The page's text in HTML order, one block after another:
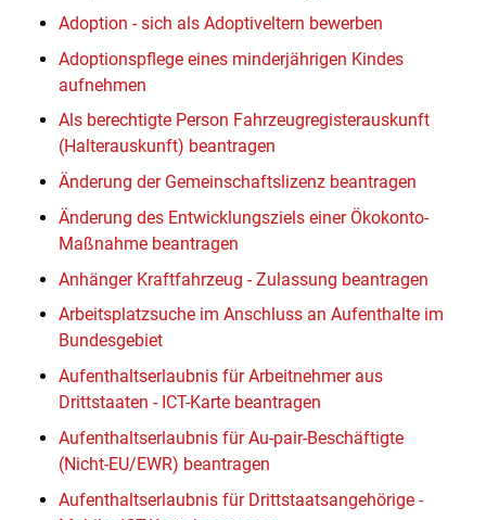
Adoption - sich als Adoptiveltern bewerben
Adoptionspflege eines minderjährigen Kindes
aufnehmen
Als berechtigte Person Fahrzeugregisterauskunft
(Halterauskunft) beantragen
Änderung der Gemeinschaftslizenz beantragen
Änderung des Entwicklungsziels einer Ökokonto-
Maßnahme beantragen
Anhänger Kraftfahrzeug - Zulassung beantragen
Arbeitsplatzsuche im Anschluss an Aufenthalte im
Bundesgebiet
Aufenthaltserlaubnis für Arbeitnehmer aus
Drittstaaten - ICT-Karte beantragen
Aufenthaltserlaubnis für Au-pair-Beschäftigte
(Nicht-EU/EWR) beantragen
Aufenthaltserlaubnis für Drittstaatsangehörige -